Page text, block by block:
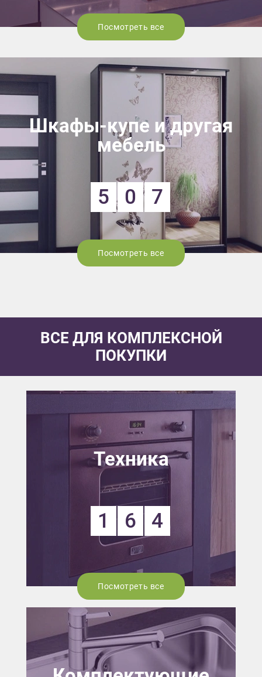
Посмотреть все
Шкафы-купе и другая
мебель
5 0 7
Посмотреть все
ВСЕ ДЛЯ КОМПЛЕКСНОЙ
ПОКУПКИ
Техника
1 6 4
Посмотреть все